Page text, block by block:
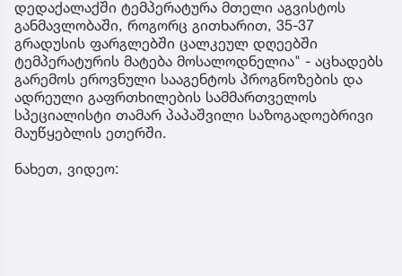
დედაქალაქში ტემპერატურა მთელი აგვისტოს
განმავლობაში, როგორც გითხარით, 35-37
გრადუსის ფარგლებში ცალკეულ დღეებში
ტემპერატურის მატება მოსალოდნელია" - აცხადებს
გარემოს ეროვნული სააგენტოს პროგნოზების და
ადრეული გაფრთხილების სამმართველოს
სპეციალისტი თამარ პაპაშვილი საზოგადოებრივი
მაუწყებლის ეთერში.
ნახეთ, ვიდეო: